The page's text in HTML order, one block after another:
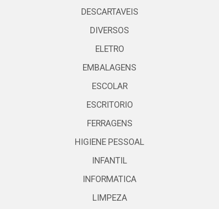
DESCARTAVEIS
DIVERSOS
ELETRO
EMBALAGENS
ESCOLAR
ESCRITORIO
FERRAGENS
HIGIENE PESSOAL
INFANTIL
INFORMATICA
LIMPEZA